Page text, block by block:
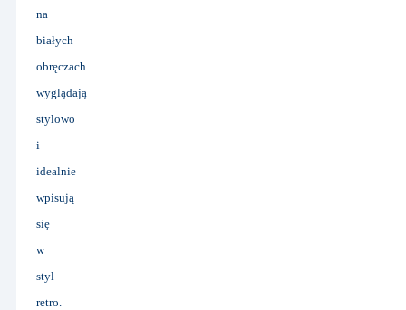
na
białych
obręczach
wyglądają
stylowo
i
idealnie
wpisują
się
w
styl
retro.